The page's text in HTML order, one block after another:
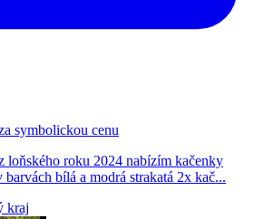
symbolickou cenu
loňského roku 2024 nabízím kačenky
bílá a modrá strakatá 2x kač...
kraj